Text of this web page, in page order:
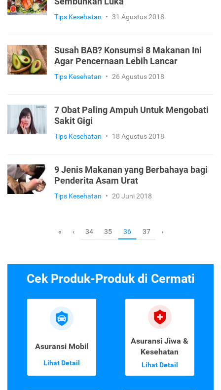
Tips Kesehatan • 31 Agustus 2018
Susah BAB? Konsumsi 8 Makanan Ini
Agar Pencernaan Lebih Lancar
Tips Kesehatan • 26 Agustus 2018
7 Obat Paling Ampuh Untuk Mengobati
Sakit Gigi
Tips Kesehatan • 18 Agustus 2018
9 Jenis Makanan yang Berbahaya bagi
Penderita Asam Urat
Tips Kesehatan • 20 Juni 2018
« ‹ 34 35 36 37 ›
Cek Produk-Produk di Cermati
Asuransi Mobil
Lihat Detail
Asuransi Jiwa &
Kesehatan
Lihat Detail